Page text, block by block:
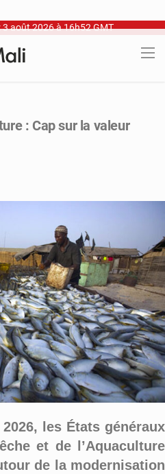
3 août 2026 à 16h52 GMT
: Cap sur la valeur
les États généraux
et de l’Aquaculture
de la modernisation